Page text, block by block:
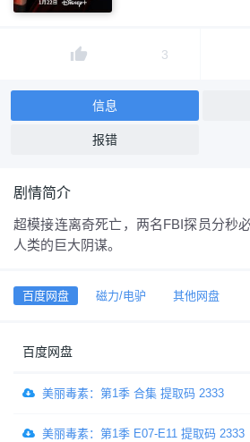
3
信息
报错
剧情简介
超模接连离奇死亡，两名FBI探员分秒
人类的巨大阴谋。
百度网盘 磁力/电驴 其他网盘
百度网盘
美丽毒素：第1季 合集 提取码 2333
美丽毒素：第1季 E07-E11 提取码 2333